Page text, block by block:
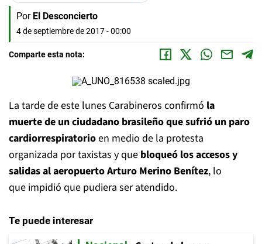
Por El Desconcierto
4 de septiembre de 2017 - 00:00
Comparte esta nota:
La tarde de este lunes Carabineros confirmó la
muerte de un ciudadano brasileño que sufrió un paro
cardiorrespiratorioen medio de la protesta
organizada por taxistas y que bloqueó los accesos y
salidas al aeropuerto Arturo Merino Benítez, lo
que impidió que pudiera ser atendido.
Te puede interesar